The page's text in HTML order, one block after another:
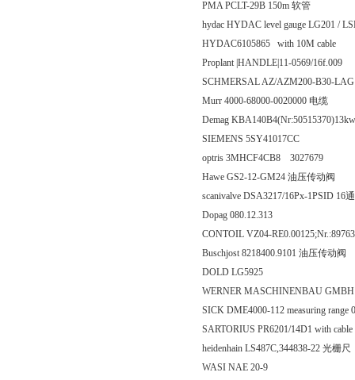
PMA PCLT-29B 150m 软管
hydac HYDAC level gauge LG201 /
HYDAC6105865 with 10M cable
Proplant |HANDLE|11-0569/16f.009
SCHMERSAL AZ/AZM200-B30-
Murr 4000-68000-0020000 电缆
Demag
SIEMENS 5SY41017CC
optris 3MHCF4CB8 3027679
Hawe GS2-12-GM24 油压传动阀
scanivalve DSA3217/16Px-1PSID 16
Dopag 080.12.313
CONTOIL VZ04-
Buschjost 8218400.9101 油压传动阀
DOLD LG5925
WERNER MASCHINENBAU GMBH
SICK DME4000-112 measuring
SARTORIUS PR6201/14D1 with
heidenhain LS487C,344838-22 光栅尺
WASI NAE 20-9